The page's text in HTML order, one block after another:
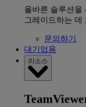
올바른 솔루션을
그레이드하는 데
문의하기
대기업용
리소스